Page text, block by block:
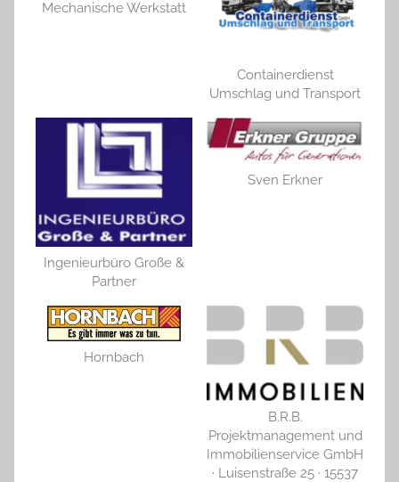
Mechanische Werkstatt
Containerdienst
Umschlag und Transport
Ingenieurbüro Große &
Partner
Sven Erkner
Hornbach
B.R.B.
Projektmanagement und
Immobilienservice GmbH
· Luisenstraße 25 · 15537